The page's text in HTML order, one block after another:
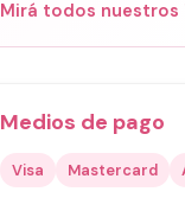
Mirá todos nuestros
Medios de pago
Visa Mastercard